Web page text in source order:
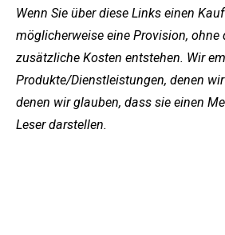
Wenn Sie über diese Links einen
möglicherweise eine Provision, ohne
zusätzliche Kosten entstehen. Wir
Produkte/Dienstleistungen, denen
denen wir glauben, dass sie einen
Leser darstellen.